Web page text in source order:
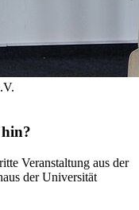
Veranstaltung aus der
der Universität